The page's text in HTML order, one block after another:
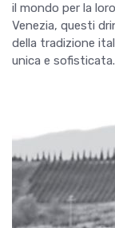
il mondo per la
Venezia, questi
della tradizione
unica e sofisticata.